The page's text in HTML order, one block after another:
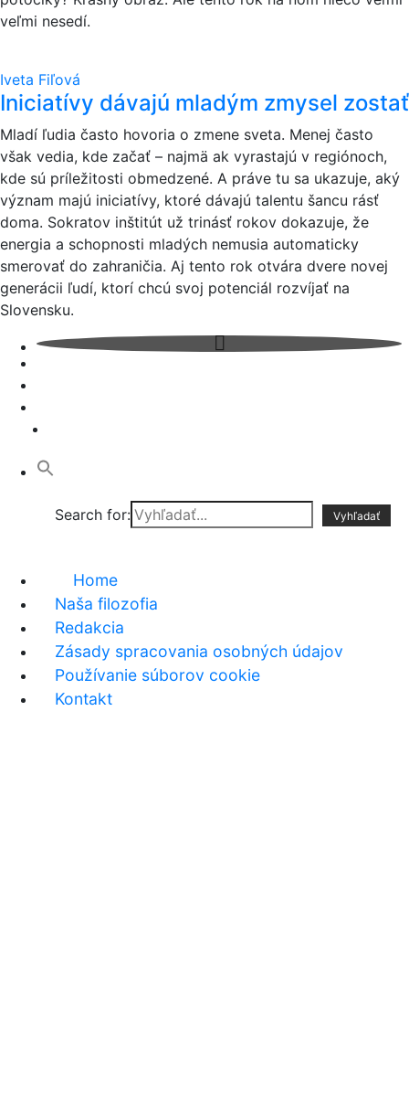
veľmi nesedí.
Iveta Fiľová
Iniciatívy dávajú mladým zmysel zostať
Mladí ľudia často hovoria o zmene sveta. Menej často
však vedia, kde začať – najmä ak vyrastajú v regiónoch,
kde sú príležitosti obmedzené. A práve tu sa ukazuje, aký
význam majú iniciatívy, ktoré dávajú talentu šancu rásť
doma. Sokratov inštitút už trinásť rokov dokazuje, že
energia a schopnosti mladých nemusia automaticky
smerovať do zahraničia. Aj tento rok otvára dvere novej
generácii ľudí, ktorí chcú svoj potenciál rozvíjať na
Slovensku.
Search for:
Home
Naša filozofia
Redakcia
Zásady spracovania osobných údajov
Používanie súborov cookie
Kontakt